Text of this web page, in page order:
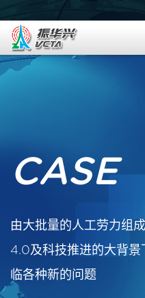
CASE
由大批量的人工劳力组
4.0及科技推进的大背景
临各种新的问题